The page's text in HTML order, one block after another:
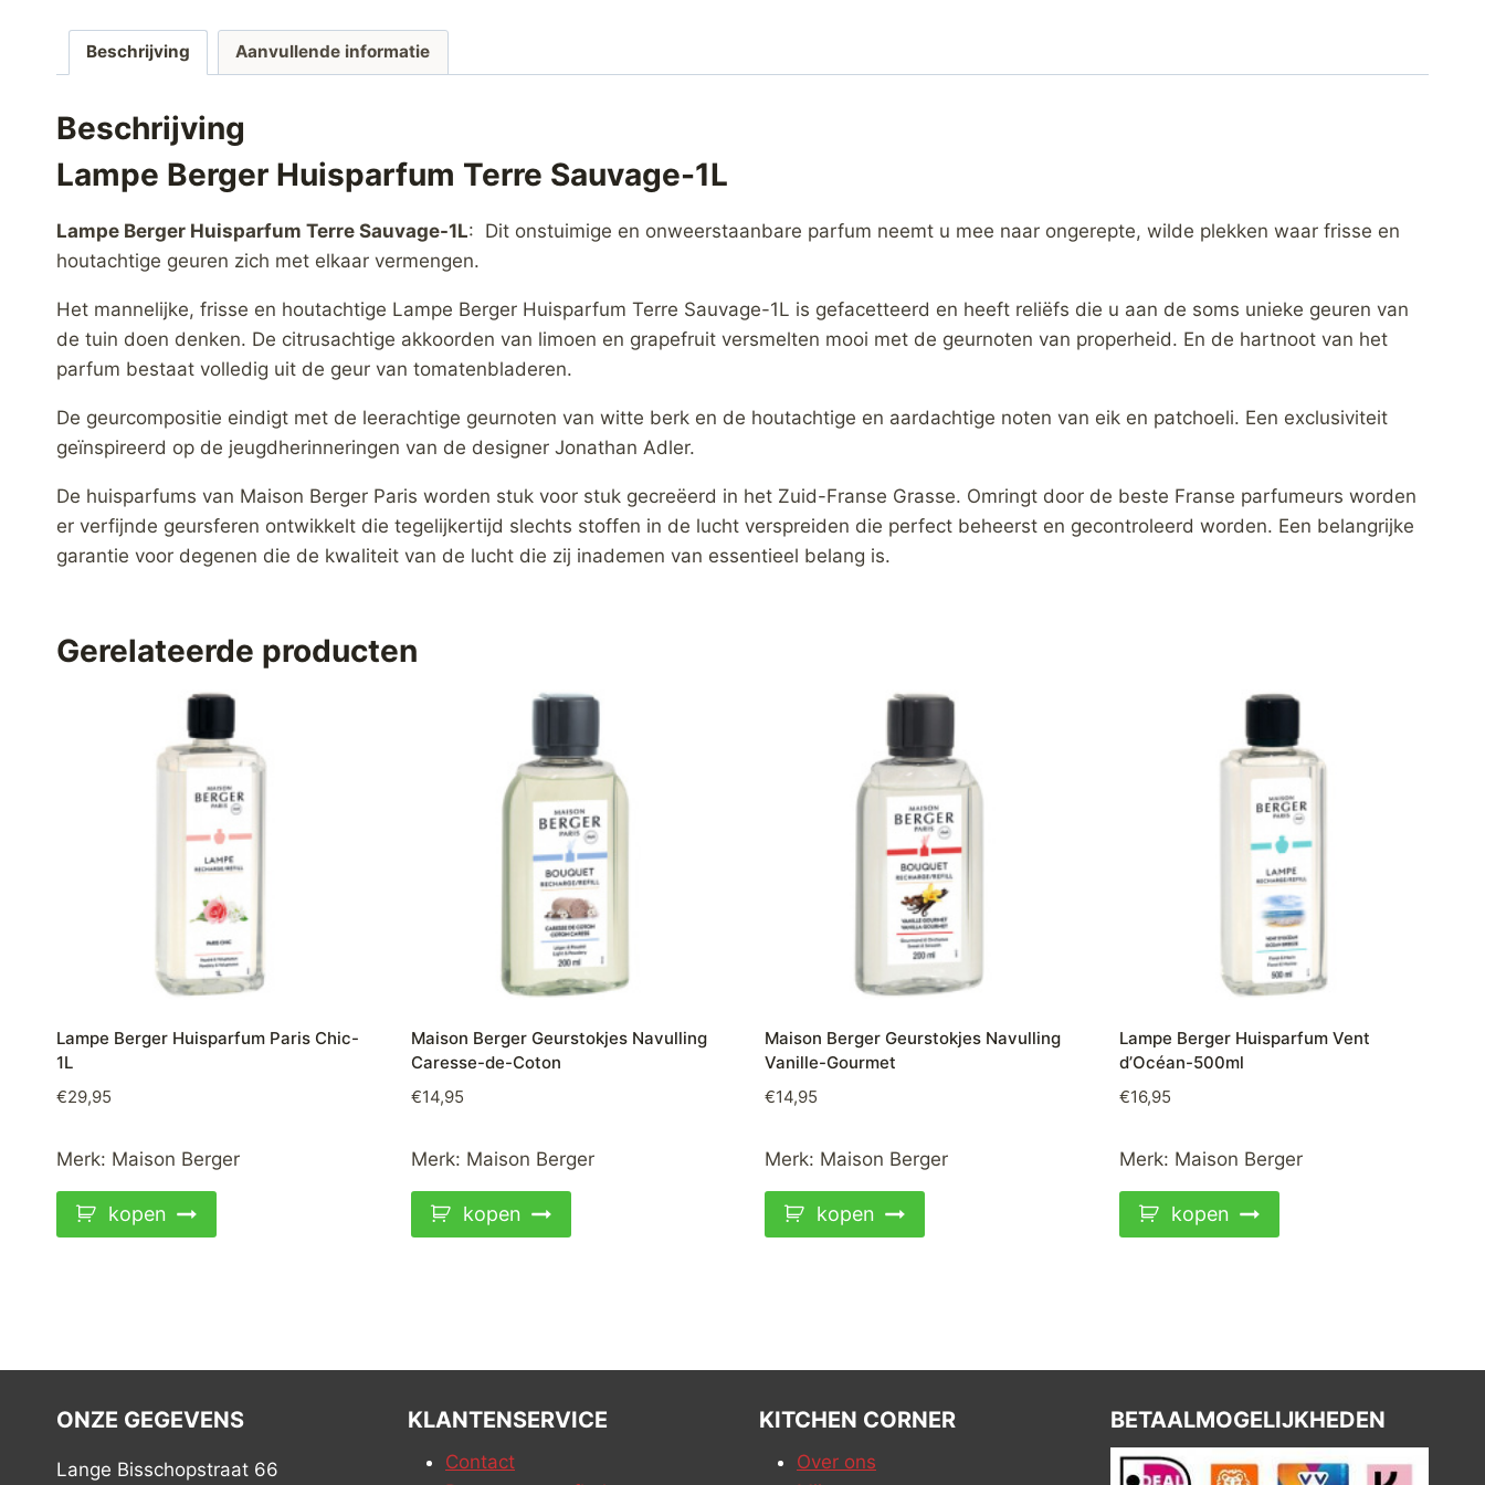
Beschrijving Aanvullende informatie
Beschrijving
Lampe Berger Huisparfum Terre Sauvage-1L
Lampe Berger Huisparfum Terre Sauvage-1L: Dit onstuimige en onweerstaanbare parfum neemt u mee naar ongerepte, wilde plekken waar frisse en
houtachtige geuren zich met elkaar vermengen.
Het mannelijke, frisse en houtachtige Lampe Berger Huisparfum Terre Sauvage-1L is gefacetteerd en heeft reliëfs die u aan de soms unieke geuren van
de tuin doen denken. De citrusachtige akkoorden van limoen en grapefruit versmelten mooi met de geurnoten van properheid. En de hartnoot van het
parfum bestaat volledig uit de geur van tomatenbladeren.
De geurcompositie eindigt met de leerachtige geurnoten van witte berk en de houtachtige en aardachtige noten van eik en patchoeli. Een exclusiviteit
geïnspireerd op de jeugdherinneringen van de designer Jonathan Adler.
De huisparfums van Maison Berger Paris worden stuk voor stuk gecreëerd in het Zuid-Franse Grasse. Omringt door de beste Franse parfumeurs worden
er verfijnde geursferen ontwikkelt die tegelijkertijd slechts stoffen in de lucht verspreiden die perfect beheerst en gecontroleerd worden. Een belangrijke
garantie voor degenen die de kwaliteit van de lucht die zij inademen van essentieel belang is.
Gerelateerde producten
Lampe Berger Huisparfum Paris Chic-
1L
€29,95
Merk: Maison Berger
kopen
Maison Berger Geurstokjes Navulling
Caresse-de-Coton
€14,95
Merk: Maison Berger
kopen
Maison Berger Geurstokjes Navulling
Vanille-Gourmet
€14,95
Merk: Maison Berger
kopen
Lampe Berger Huisparfum Vent
d’Océan-500ml
€16,95
Merk: Maison Berger
kopen
ONZE GEGEVENS
Lange Bisschopstraat 66
KLANTENSERVICE
Contact
KITCHEN CORNER
Over ons
BETAALMOGELIJKHEDEN